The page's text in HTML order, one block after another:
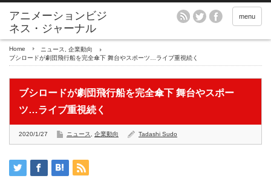
アニメーションビジ
ネス・ジャーナル
menu
Home ニュース
企業動向
ブシロードが劇団飛行船を完全傘下 舞台やスポーツ…ライブ重視続く
ブシロードが劇団飛行船を完全傘下 舞台やスポー
ツ…ライブ重視続く
2020/1/27 ニュース 企業動向 Tadashi Sudo